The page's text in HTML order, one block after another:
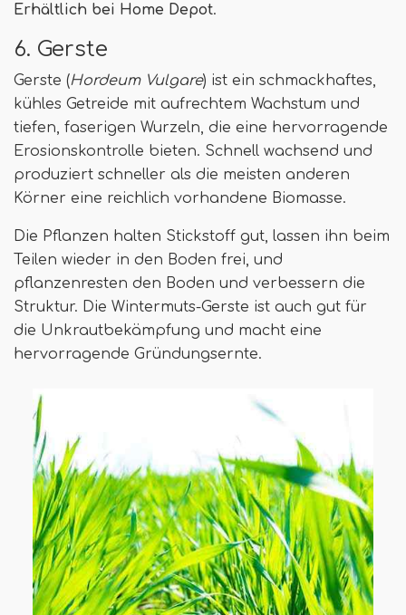
Erhältlich bei Home Depot.
6. Gerste
Gerste (Hordeum Vulgare) ist ein schmackhaftes,
kühles Getreide mit aufrechtem Wachstum und
tiefen, faserigen Wurzeln, die eine hervorragende
Erosionskontrolle bieten. Schnell wachsend und
produziert schneller als die meisten anderen
Körner eine reichlich vorhandene Biomasse.
Die Pflanzen halten Stickstoff gut, lassen ihn beim
Teilen wieder in den Boden frei, und
pflanzenresten den Boden und verbessern die
Struktur. Die Wintermuts-Gerste ist auch gut für
die Unkrautbekämpfung und macht eine
hervorragende Gründungsernte.